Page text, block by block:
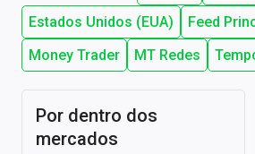
Estados Unidos (EUA)
Feed
Money Trader
MT Redes
Por dentro dos
mercados